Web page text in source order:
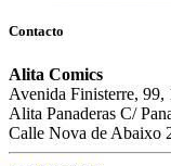
Contacto
Alita Comics
Avenida Finisterre, 99,
Alita Panaderas C/
Calle Nova de Abaixo